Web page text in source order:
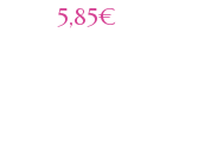
5,85€